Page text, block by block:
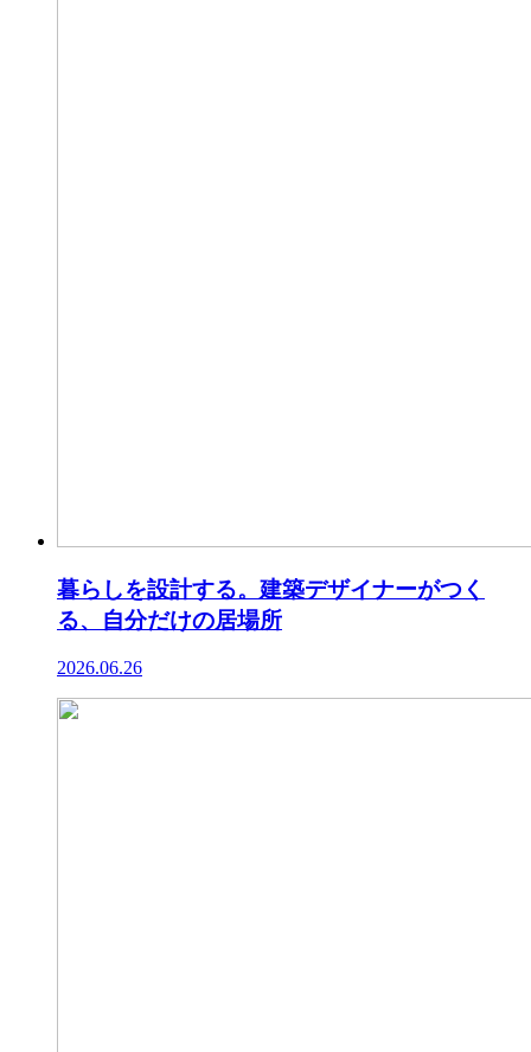
暮らしを設計する。建築デザイナーがつく
る、自分だけの居場所
2026.06.26